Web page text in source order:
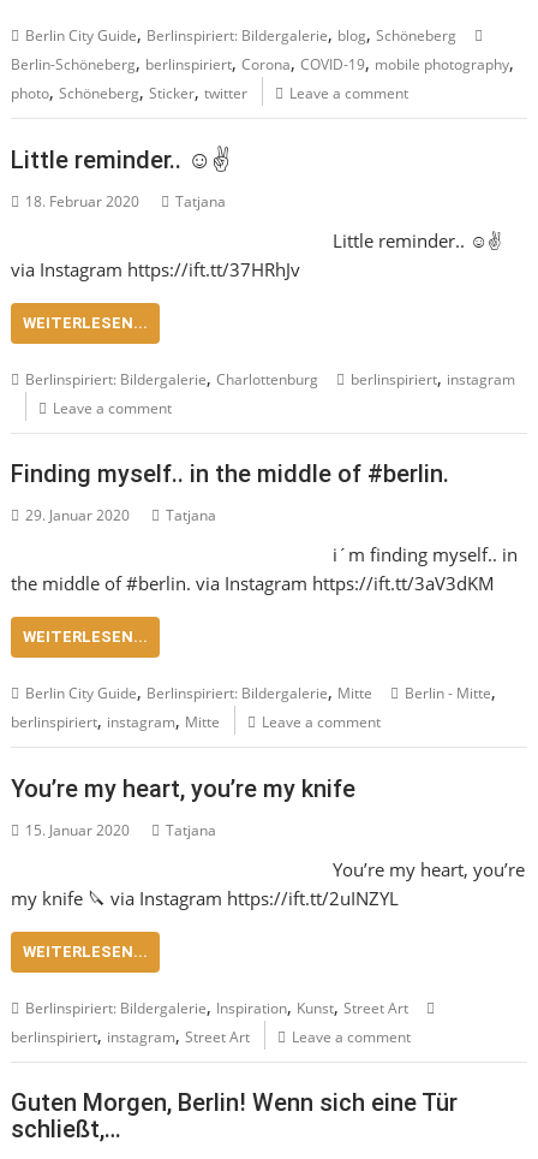
Berlin City Guide, Berlinspiriert: Bildergalerie, blog,Schöneberg
Berlin-Schöneberg, berlinspiriert,Corona,COVID-19, mobile photography,
photo,Schöneberg,Sticker,twitter Leave a comment
Little reminder.. ☺️✌️
18. Februar 2020 Tatjana
Little reminder.. ☺️✌️
via Instagram https://ift.tt/37HRhJv
WEITERLESEN...
Berlinspiriert: Bildergalerie,Charlottenburg berlinspiriert, instagram
Leave a comment
Finding myself.. in the middle of #berlin.
29. Januar 2020 Tatjana
i´m finding myself.. in
the middle of #berlin. via Instagram https://ift.tt/3aV3dKM
WEITERLESEN...
Berlin City Guide, Berlinspiriert: Bildergalerie, Mitte Berlin - Mitte,
berlinspiriert, instagram, Mitte Leave a comment
You’re my heart, you’re my knife
15. Januar 2020 Tatjana
You’re my heart, you’re
my knife 🔪 via Instagram https://ift.tt/2uINZYL
WEITERLESEN...
Berlinspiriert: Bildergalerie, Inspiration, Kunst,Street Art
berlinspiriert, instagram,Street Art Leave a comment
Guten Morgen, Berlin! Wenn sich eine Tür
schließt,…